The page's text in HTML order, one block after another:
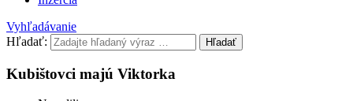
Vyhľadávanie
Hľadať:
Hľadať
Kubištovci majú Viktorka